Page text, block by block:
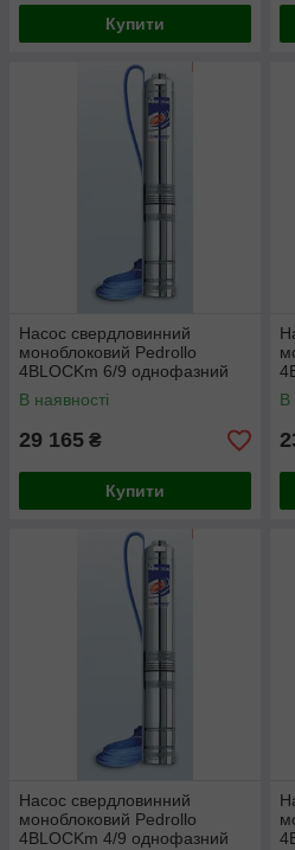
Купити
Насос свердловинний
моноблоковий Pedrollo
4BLOCKm 6/9 однофазний
В наявності
29 165 ₴
Купити
В
Насос свердловинний
моноблоковий Pedrollo
4BLOCKm 4/9 однофазний